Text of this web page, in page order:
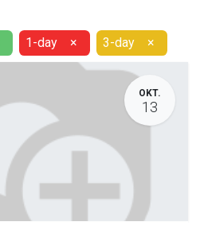
1-day × 3-day ×
OKT.
13